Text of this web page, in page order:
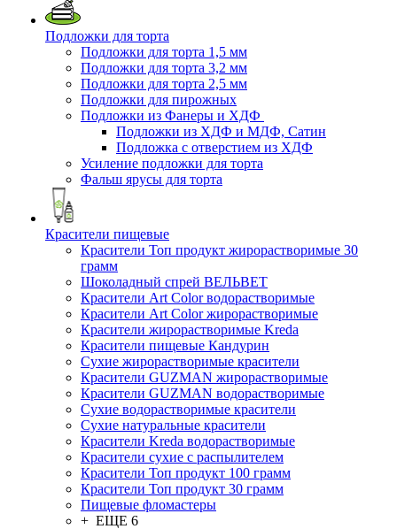
Подложки для торта
Подложки для торта 1,5 мм
Подложки для торта 3,2 мм
Подложки для торта 2,5 мм
Подложки для пирожных
Подложки из Фанеры и ХДФ
Подложки из ХДФ и МДФ, Сатин
Подложка с отверстием из ХДФ
Усиление подложки для торта
Фальш ярусы для торта
Красители пищевые
Красители Топ продукт жирорастворимые 30
грамм
Шоколадный спрей ВЕЛЬВЕТ
Красители Art Color водорастворимые
Красители Art Color жирорастворимые
Красители жирорастворимые Kreda
Красители пищевые Кандурин
Сухие жирорастворимые красители
Красители GUZMAN жирорастворимые
Красители GUZMAN водорастворимые
Сухие водорастворимые красители
Сухие натуральные красители
Красители Kreda водорастворимые
Красители сухие с распылителем
Красители Топ продукт 100 грамм
Красители Топ продукт 30 грамм
Пищевые фломастеры
+ ЕЩЕ 6